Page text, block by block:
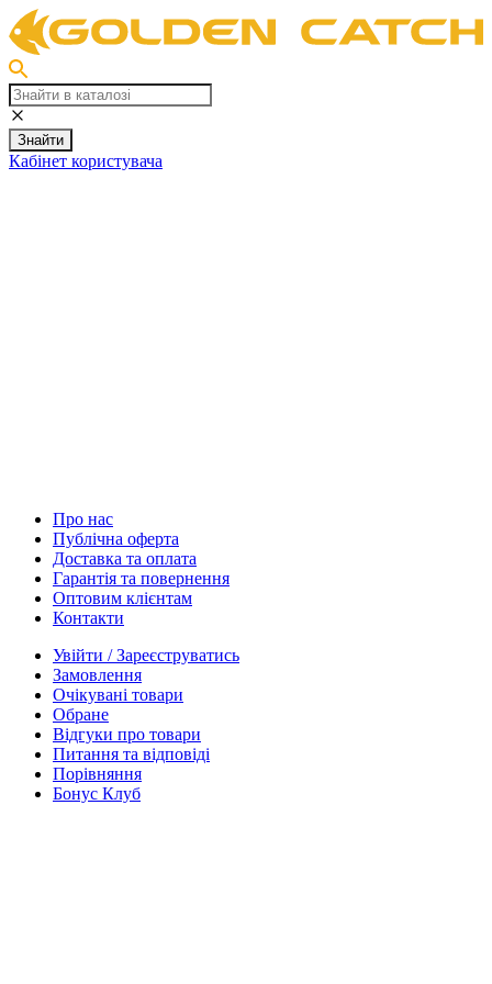
Знайти
Кабінет користувача
Про нас
Публічна оферта
Доставка та оплата
Гарантія та повернення
Оптовим клієнтам
Контакти
Увійти / Зареєструватись
Замовлення
Очікувані товари
Обране
Відгуки про товари
Питання та відповіді
Порівняння
Бонус Клуб